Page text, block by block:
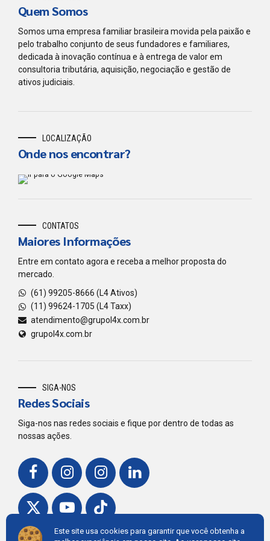
Quem Somos
Somos uma empresa familiar brasileira movida pela paixão e
pelo trabalho conjunto de seus fundadores e familiares,
dedicada à inovação contínua e à entrega de valor em
consultoria tributária, aquisição, negociação e gestão de
ativos judiciais.
LOCALIZAÇÃO
Onde nos encontrar?
CONTATOS
Maiores Informações
Entre em contato agora e receba a melhor proposta do
mercado.
(61) 99205-8666 (L4 Ativos)
(11) 99624-1705 (L4 Taxx)
atendimento@grupol4x.com.br
grupol4x.com.br
SIGA-NOS
Redes Sociais
Siga-nos nas redes sociais e fique por dentro de todas as
nossas ações.
Este site usa cookies para garantir que você obtenha a